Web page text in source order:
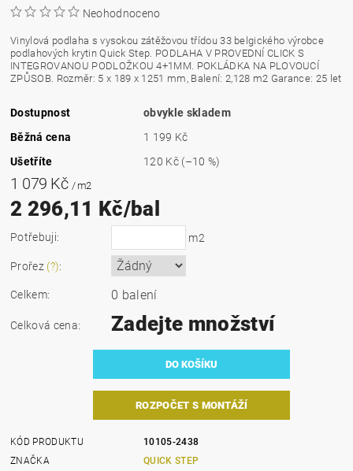
Neohodnoceno
Vinylová podlaha s vysokou zátěžovou třídou 33 belgického výrobce
podlahových krytin Quick Step. PODLAHA V PROVEDNÍ CLICK S
INTEGROVANOU PODLOŽKOU 4+1MM. POKLÁDKA NA PLOVOUCÍ
ZPŮSOB. Rozměr: 5 x 189 x 1251 mm, Balení: 2,128 m2 Garance: 25 let
Dostupnost
obvykle skladem
Běžná cena
1 199 Kč
Ušetříte
120 Kč (–10 %)
1 079 Kč / m2
2 296,11 Kč/bal
Potřebuji: m2
Prořez (?):
Celkem: 0 balení
Celková cena: Zadejte množství
ROZPOČET S MONTÁŽÍ
KÓD PRODUKTU
10105-2438
ZNAČKA
QUICK STEP